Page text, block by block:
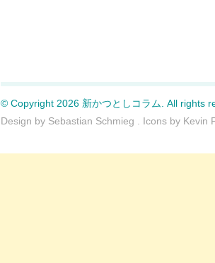
© Copyright 2026 新かつとしコラム. All rights
Design by Sebastian Schmieg . Icons by Kevin